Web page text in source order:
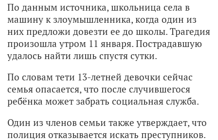
По данным источника, школьница села в
машину к злоумышленника, когда один из
них предложи довезти ее до школы. Трагедия
произошла утром 11 января. Пострадавшую
удалось найти лишь спустя сутки.
По словам тети 13-летней девочки сейчас
семья опасается, что после случившегося
ребёнка может забрать социальная служба.
Один из членов семьи также утверждает, что
полиция отказывается искать преступников.